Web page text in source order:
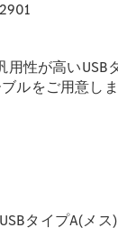
ル
用性が高いUSB
ルをご用意しま
タイプA(メス)